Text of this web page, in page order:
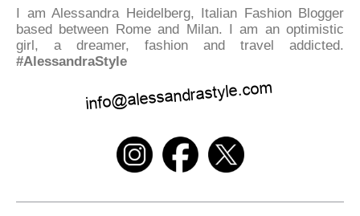
I am Alessandra Heidelberg, Italian Fashion Blogger
based between Rome and Milan. I am an optimistic
girl, a dreamer, fashion and travel addicted.
#AlessandraStyle